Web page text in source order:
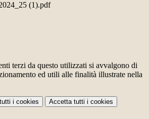
(1).pdf
terzi da questo utilizzati si avvalgono di
ed utili alle finalità illustrate nella
i cookies Accetta tutti i cookies